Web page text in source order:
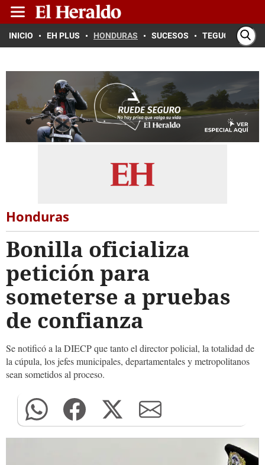
INICIO EH PLUS HONDURAS SUCESOS TEGUCIGALPA
Honduras
Bonilla oficializa
petición para
someterse a pruebas
de confianza
Se notificó a la DIECP que tanto el director policial, la totalidad de
la cúpula, los jefes municipales, departamentales y metropolitanos
sean sometidos al proceso.